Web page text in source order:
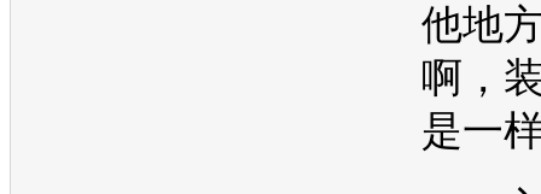
他地
啊，
是一